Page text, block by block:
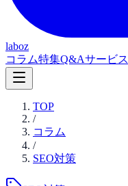
laboz
コラム特集Q&Aサービス
TOP
/
コラム
/
SEO対策